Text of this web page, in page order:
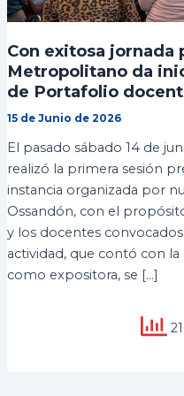
Con exitosa jornada
Metropolitano da
de Portafolio
15 de Junio de 2026
El pasado sábado 14 de
realizó la primera sesión
instancia organizada por
Ossandón, con el
y los docentes
actividad, que contó con
como expositora, se […]